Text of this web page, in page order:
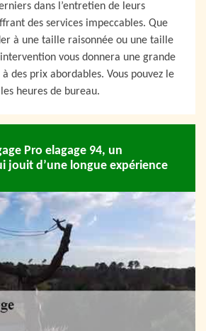
dans l’entretien de leurs
des services impeccables. Que
à une taille raisonnée ou une taille
vous donnera une grande
des prix abordables. Vous pouvez le
heures de bureau.
Pro elagage 94, un
jouit d’une longue expérience